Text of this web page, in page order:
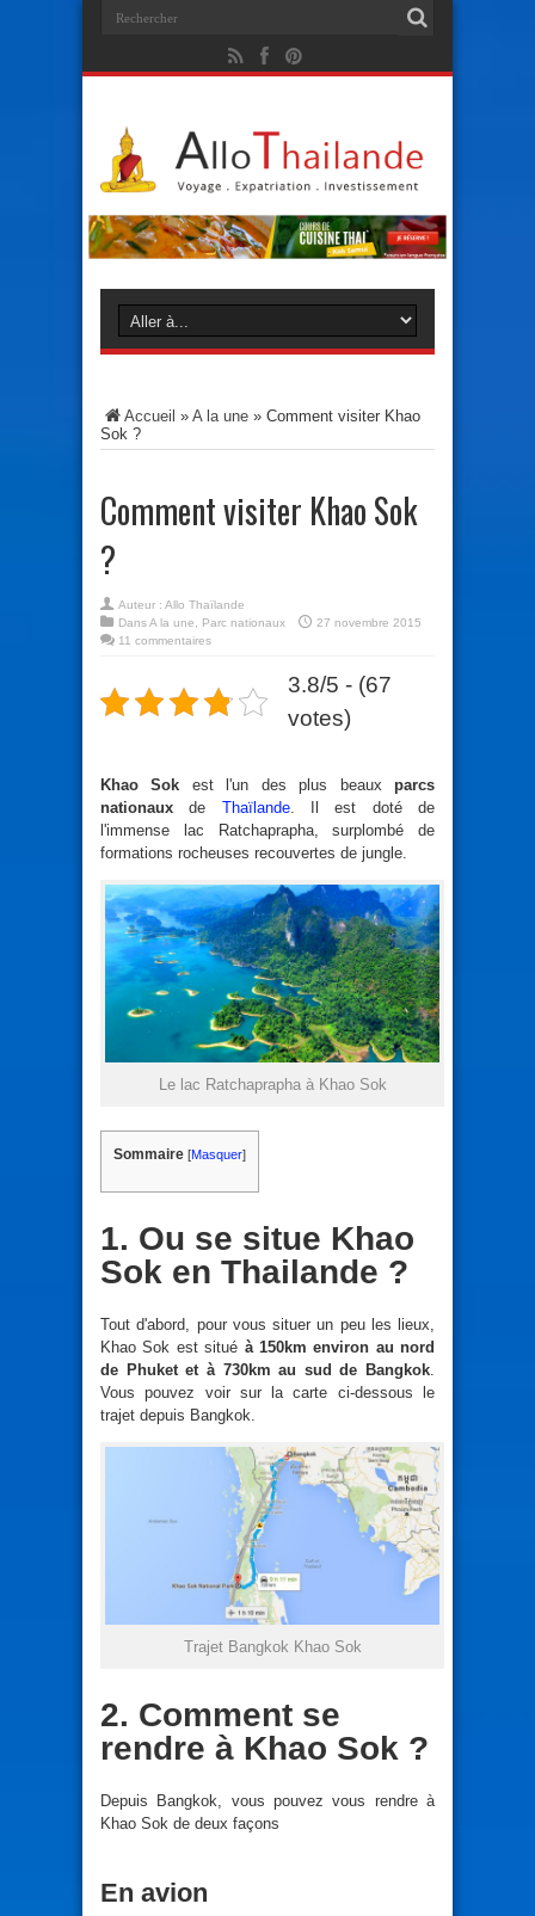
Accueil » A la une » Comment visiter Khao
Sok ?
Comment visiter Khao Sok
?
Auteur : Allo Thaïlande
DansA la une, Parc nationaux
27 novembre 2015
11 commentaires
3.8/5 - (67
votes)
Khao Sok est l'un des plus beauxparcs
nationaux de Thaïlande. Il est doté de
l'immense lac Ratchaprapha, surplombé de
formations rocheuses recouvertes de jungle.
Le lac Ratchaprapha à Khao Sok
Sommaire [Masquer]
1. Ou se situe Khao
Sok en Thailande ?
Tout d'abord, pour vous situer un peu les lieux,
Khao Sok est situé à 150km environ au nord
de Phuket et à 730km au sud de Bangkok.
Vous pouvez voir sur la carte ci-dessous le
trajet depuis Bangkok.
Trajet Bangkok Khao Sok
2. Comment se
rendre à Khao Sok ?
Depuis Bangkok, vous pouvez vous rendre à
Khao Sok de deux façons
En avion